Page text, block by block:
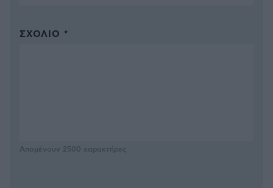
ΣΧΌΛΙΟ *
Απομένουν 2500 χαρακτήρες